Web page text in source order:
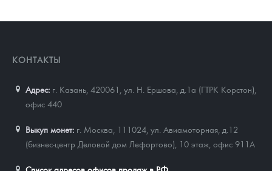
КОНТАКТЫ
Адрес: г. Казань, 420061 ул. Н. Ершова, д.1а (ГТРК Корстон),
офис 440
Выкуп монет: г. Москва, 111024, ул. Авиамоторная, д.12
(бизнес-центр Деловой дом Лефортово), 10 этаж, офис 911А